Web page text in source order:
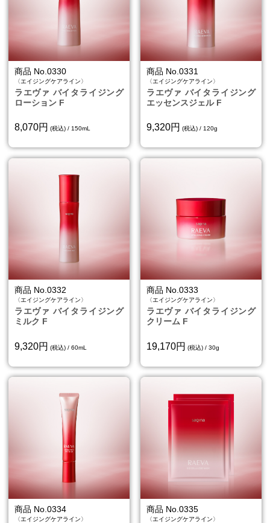
商品 No.0330
〈エイジングケアライン〉
ラエヴァ バイタライジング
ローション F
8,070円 (税込) / 150mL
商品 No.0331
〈エイジングケアライン〉
ラエヴァ バイタライジング
エッセンスジェル F
9,320円 (税込) / 120g
商品 No.0332
〈エイジングケアライン〉
ラエヴァ バイタライジング
ミルク F
9,320円 (税込) / 60mL
商品 No.0333
〈エイジングケアライン〉
ラエヴァ バイタライジング
クリーム F
19,170円 (税込) / 30g
商品 No.0334
〈エイジングケアライン〉
商品 No.0335
〈エイジングケアライン〉